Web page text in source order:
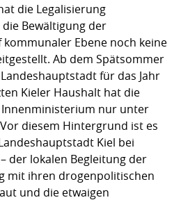
die Legalisierung
Bewältigung der
kommunaler Ebene noch keine
Ab dem Spätsommer
für das Jahr
Kieler Haushalt hat die
nur unter
diesem Hintergrund ist es
Kiel bei
der lokalen Begleitung der
mit ihren drogenpolitischen
und die etwaigen